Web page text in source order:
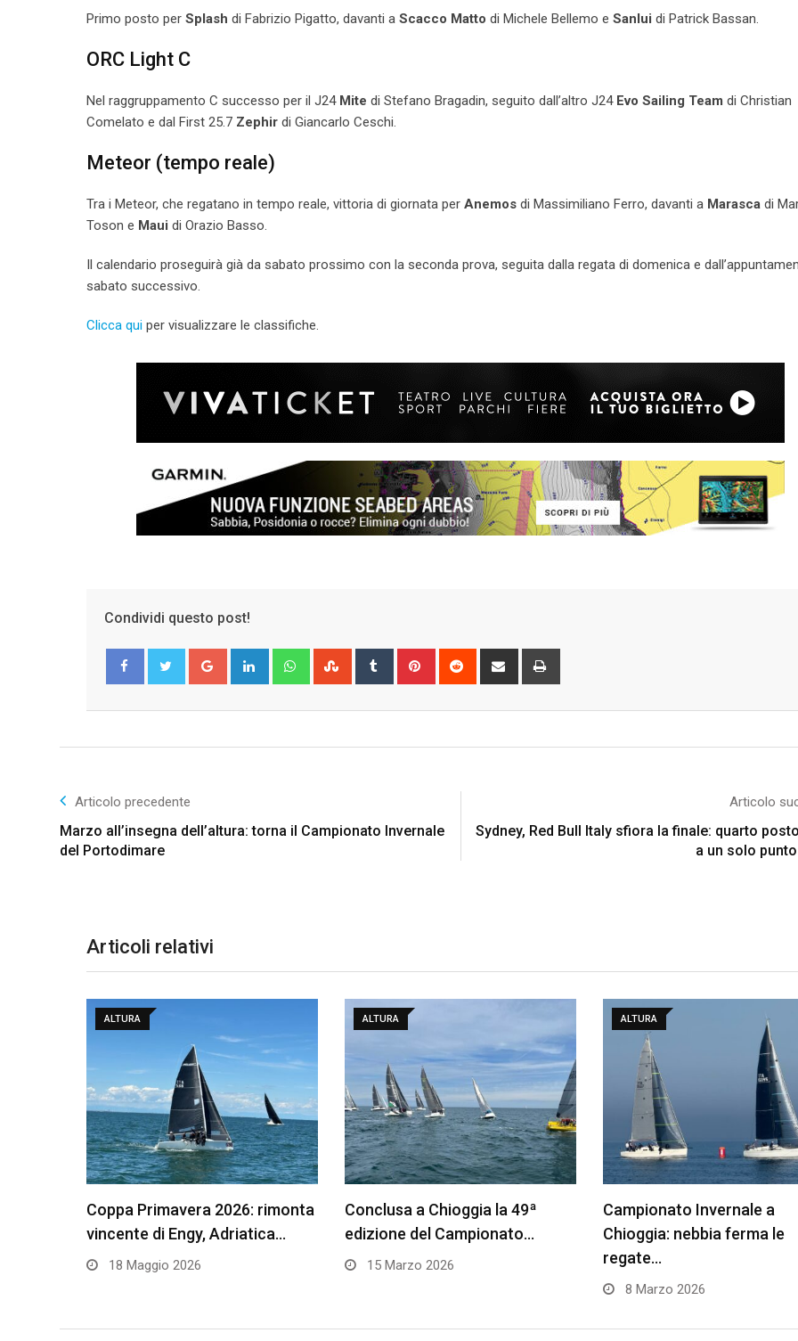
Primo posto per Splash di Fabrizio Pigatto, davanti a Scacco Matto di Michele Bellemo e Sanlui di Patrick Bassan.
ORC Light C
Nel raggruppamento C successo per il J24 Mite di Stefano Bragadin, seguito dall’altro J24 Evo Sailing Team di Christian
Comelato e dal First 25.7 Zephir di Giancarlo Ceschi.
Meteor (tempo reale)
Tra i Meteor, che regatano in tempo reale, vittoria di giornata per Anemos di Massimiliano Ferro, davanti a Marasca di
Toson e Maui di Orazio Basso.
Il calendario proseguirà già da sabato prossimo con la seconda prova, seguita dalla regata di domenica e
sabato successivo.
Clicca qui per visualizzare le classifiche.
Condividi questo post!
Google+ LinkedIn WhatsappStumbleUpon
Tumblr Pinterest Reddit
Share
Articolo precedente
Marzo all’insegna dell’altura: torna il Campionato Invernale
del Portodimare
Articolo
Sydney, Red Bull Italy sfiora la finale: quarto
a un solo
Articoli relativi
ALTURA
Coppa Primavera 2026: rimonta
vincente di Engy, Adriatica…
18 Maggio 2026
ALTURA
Conclusa a Chioggia la 49ª
edizione del Campionato…
15 Marzo 2026
ALTURA
Campionato Invernale a
Chioggia: nebbia ferma le
regate…
8 Marzo 2026